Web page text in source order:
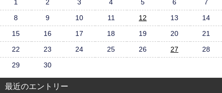
1 2 3 4 5 6
7
8
9 10 11 12 13
14
15
16 17 18 19 20
21
22
23 24 25 26 27
28
29
30
最近のエントリー